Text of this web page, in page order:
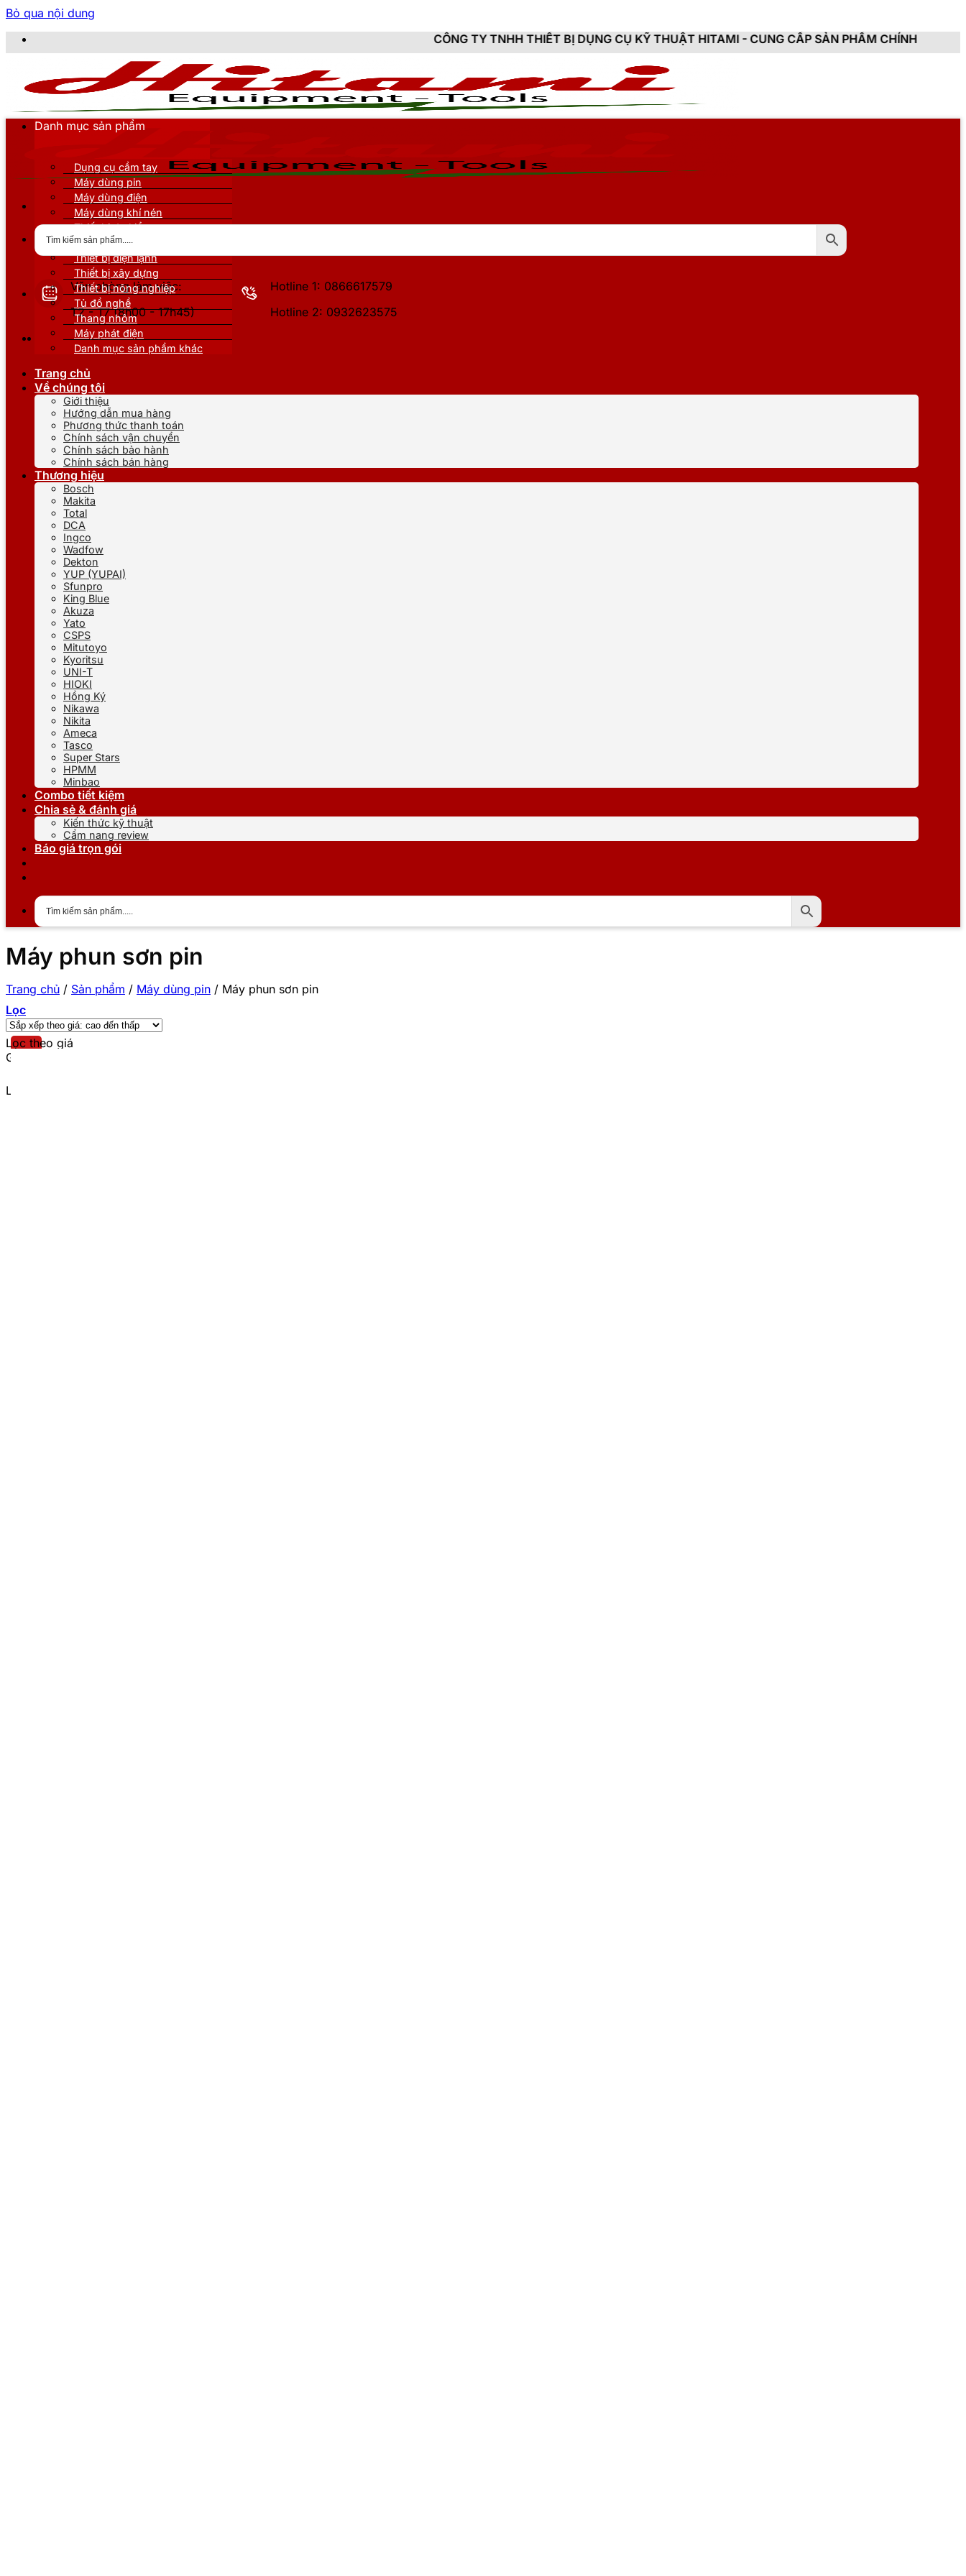
Bỏ qua nội dung
CÔNG TY TNHH THIẾT BỊ DỤNG CỤ KỸ THUẬT HITAMI - CUNG CẤP SẢN PHẨM CHÍNH HÃNG, MỚI 100%,
Văn phòng làm việc:
T2 - T7 (8h00 - 17h45)
Hotline 1: 0866617579
Hotline 2: 0932623575
Danh mục sản phẩm
Dụng cụ cầm tay
Máy dùng pin
Máy dùng điện
Máy dùng khí nén
Thiết bị đo kiểm
Thiết bị nâng đỡ
Thiết bị điện lạnh
Thiết bị xây dựng
Thiết bị nông nghiệp
Tủ đồ nghề
Thang nhôm
Máy phát điện
Danh mục sản phẩm khác
Trang chủ
Về chúng tôi
Giới thiệu
Hướng dẫn mua hàng
Phương thức thanh toán
Chính sách vận chuyển
Chính sách bảo hành
Chính sách bán hàng
Thương hiệu
Bosch
Makita
Total
DCA
Ingco
Wadfow
Dekton
YUP (YUPAI)
Sfunpro
King Blue
Akuza
Yato
CSPS
Mitutoyo
Kyoritsu
UNI-T
HIOKI
Hồng Ký
Nikawa
Nikita
Ameca
Tasco
Super Stars
HPMM
Minbao
Combo tiết kiệm
Chia sẻ & đánh giá
Kiến thức kỹ thuật
Cẩm nang review
Báo giá trọn gói
Máy phun sơn pin
Trang chủ / Sản phẩm / Máy dùng pin / Máy phun sơn pin
Lọc
Lọc theo giá
Giá tối thiểu
Lọc theo thương hiệu